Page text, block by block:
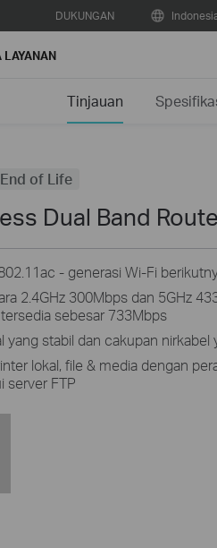
DUKUNGAN
LAYANAN
Tinjauan
End of Life
Dual Band
- generasi Wi-Fi
2.4GHz 300Mbps dan 5GHz
sebesar 733Mbps
yang stabil dan cakupan nirkabel
lokal, file & media dengan
server FTP